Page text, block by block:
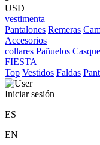
USD
vestimenta
Pantalones Remeras
Accesorios
collares Pañuelos
FIESTA
Top Vestidos Faldas
Iniciar sesión
ES
EN